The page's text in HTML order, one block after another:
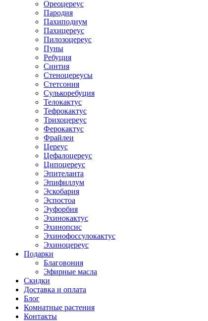
Ореоцереус
Пародия
Пахиподиум
Пахицереус
Пилозоцереус
Пуны
Ребуция
Синтия
Стеноцереусы
Стетсония
Сулькоребуция
Телокактус
Тефрокактус
Трихоцереус
Ферокактус
Фрайлеи
Цереус
Цефалоцереус
Ципоцереус
Эпителанта
Эпифиллум
Эскобария
Эспостоа
Эуфорбия
Эхинокактус
Эхинопсис
Эхинофоссулокактус
Эхиноцереус
Подарки
Благовония
Эфирные масла
Скидки
Доставка и оплата
Блог
Комнатные растения
Контакты